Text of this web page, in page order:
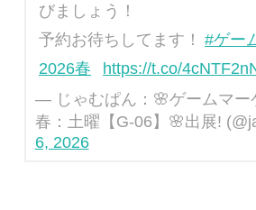
びましょう！
予約お待ちしてます！ #ゲー
2026春
https://t.co/
— じゃむぱん：🌸ゲームマー
春：土曜【G-06】🌸出展!
6, 2026